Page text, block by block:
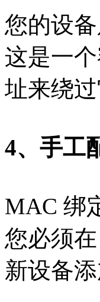
您的设
这是一
址来绕
4、手工
MAC 绑
您必须
新设备